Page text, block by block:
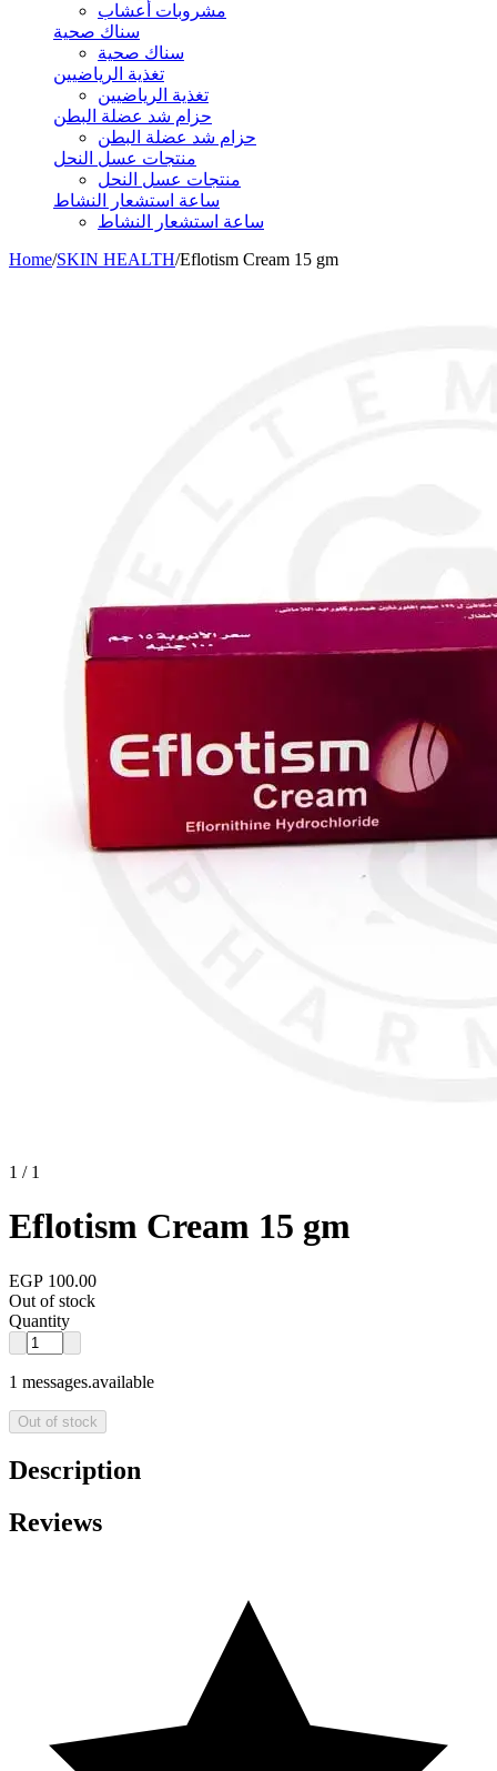
مشروبات أعشاب
سناك صحية
سناك صحية
تغذية الرياضيين
تغذية الرياضيين
حزام شد عضلة البطن
حزام شد عضلة البطن
منتجات عسل النحل
منتجات عسل النحل
ساعة استشعار النشاط
ساعة استشعار النشاط
Home/SKIN HEALTH/Eflotism Cream 15 gm
1 / 1
Eflotism Cream 15 gm
EGP 100.00
Out of stock
Quantity
1 messages.available
Out of stock
Description
Reviews